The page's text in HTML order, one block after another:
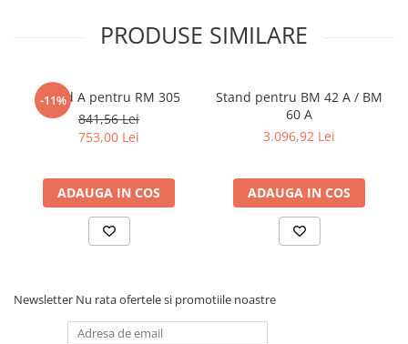
Masini universale de ascutit
Masini de filetat
Masini pneumatice de filetat
Masini electrice de filetat
Masini de gaurit cu talpa
magnetica
Instalatii de spalare a pieselor
pentru strunguri
Falci pentru 3 bacuri PS3/ PO3
PRODUSE SIMILARE
-11%
Stand A pentru RM 305
841,56 Lei
753,00 Lei
ADAUGA IN COS
Stand pentru BM 42 A / BM
60 A
3.096,92 Lei
ADAUGA IN COS
Newsletter Nu rata ofertele si promotiile noastre